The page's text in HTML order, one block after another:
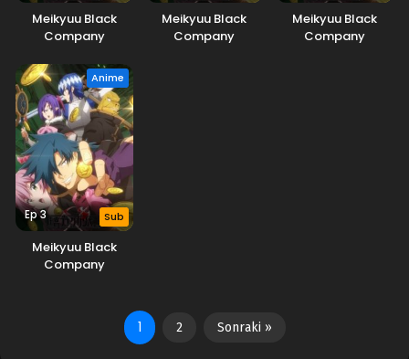
Meikyuu Black
Company
Meikyuu Black
Company
Meikyuu Black
Company
Anime
Ep 3 Sub
Meikyuu Black
Company
1 2 Sonraki »